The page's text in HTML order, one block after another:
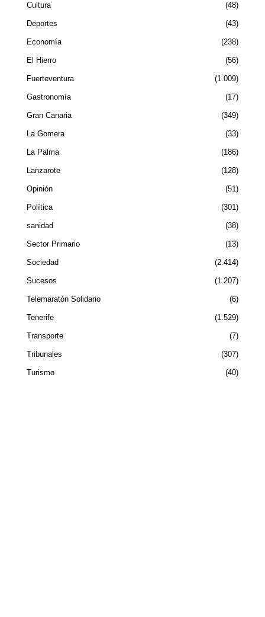
Cultura 48
Deportes 43
Economía 238
El Hierro 56
Fuerteventura 1.009
Gastronomía 17
Gran Canaria 349
La Gomera 33
La Palma 186
Lanzarote 128
Opinión 51
Política 301
sanidad 38
Sector Primario 13
Sociedad 2.414
Sucesos 1.207
Telemaratón Solidario 6
Tenerife 1.529
Transporte 7
Tribunales 307
Turismo 40